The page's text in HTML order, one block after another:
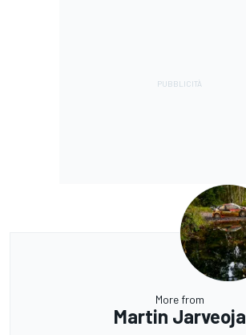
More from
Martin Jarveoja